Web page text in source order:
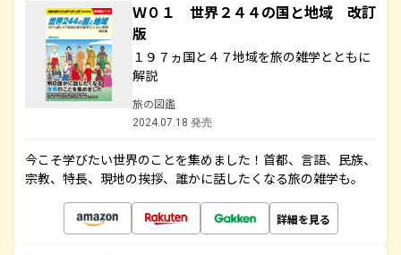
Ｗ０１ 世界２４４の国と地域 改訂
版
１９７ヵ国と４７地域を旅の雑学とともに
解説
旅の図鑑
2024.07.18 発売
今こそ学びたい世界のことを集めました！首都、言語、民族、
宗教、特長、現地の挨拶、誰かに話したくなる旅の雑学も。
詳細を見る